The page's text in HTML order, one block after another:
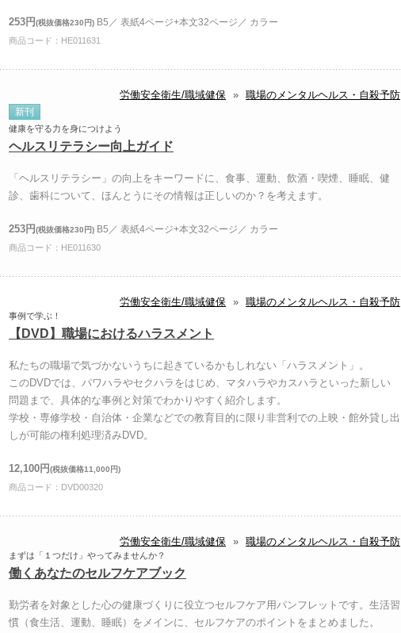
253円(税抜価格230円) B5／ 表紙4ページ+本文32ページ／ カラー
商品コード：HE011631
労働安全衛生/職域健保 » 職場のメンタルヘルス・自殺予防
新刊
健康を守る力を身につけよう
ヘルスリテラシー向上ガイド
「ヘルスリテラシー」の向上をキーワードに、食事、運動、飲酒・喫煙、睡眠、健
診、歯科について、ほんとうにその情報は正しいのか？を考えます。
253円(税抜価格230円) B5／ 表紙4ページ+本文32ページ／ カラー
商品コード：HE011630
労働安全衛生/職域健保 » 職場のメンタルヘルス・自殺予防
事例で学ぶ！
【DVD】職場におけるハラスメント
私たちの職場で気づかないうちに起きているかもしれない「ハラスメント」。
このDVDでは、パワハラやセクハラをはじめ、マタハラやカスハラといった新しい
問題まで、具体的な事例と対策でわかりやすく紹介します。
学校・専修学校・自治体・企業などでの教育目的に限り非営利での上映・館外貸し出
しが可能の権利処理済みDVD。
12,100円(税抜価格11,000円)
商品コード：DVD00320
労働安全衛生/職域健保 » 職場のメンタルヘルス・自殺予防
まずは「１つだけ」やってみませんか？
働くあなたのセルフケアブック
勤労者を対象とした心の健康づくりに役立つセルフケア用パンフレットです。生活習
慣（食生活、運動、睡眠）をメインに、セルフケアのポイントをまとめました。